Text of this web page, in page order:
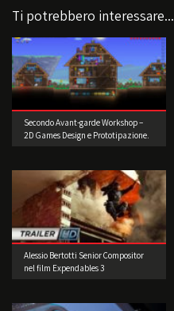
Ti potrebbero interessare...
Secondo Avant-garde Workshop –
2D Games Design e Prototipazione.
Alessio Bertotti Senior Compositor
nel film Expendables 3